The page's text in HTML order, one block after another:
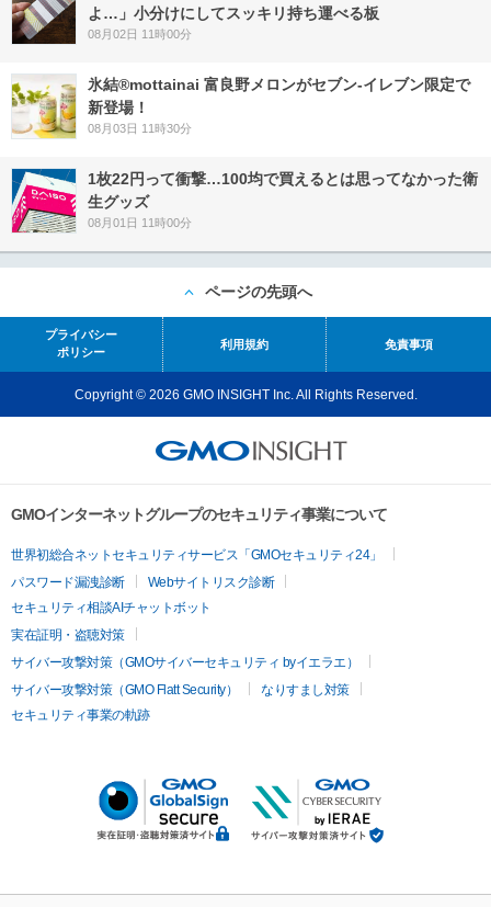
よ…」小分けにしてスッキリ持ち運べる板
08月02日 11時00分
氷結®mottainai 富良野メロンがセブン‐イレブン限定で
新登場！
08月03日 11時30分
1枚22円って衝撃…100均で買えるとは思ってなかった衛
生グッズ
08月01日 11時00分
ページの先頭へ
プライバシー
ポリシー
利用規約 免責事項
Copyright © 2026 GMO INSIGHT Inc. All Rights Reserved.
GMOインターネットグループのセキュリティ事業について
世界初総合ネットセキュリティサービス「GMOセキュリティ24」
パスワード漏洩診断
Webサイトリスク診断
セキュリティ相談AIチャットボット
実在証明・盗聴対策
サイバー攻撃対策（GMOサイバーセキュリティ byイエラエ）
サイバー攻撃対策（GMO Flatt Security）
なりすまし対策
セキュリティ事業の軌跡